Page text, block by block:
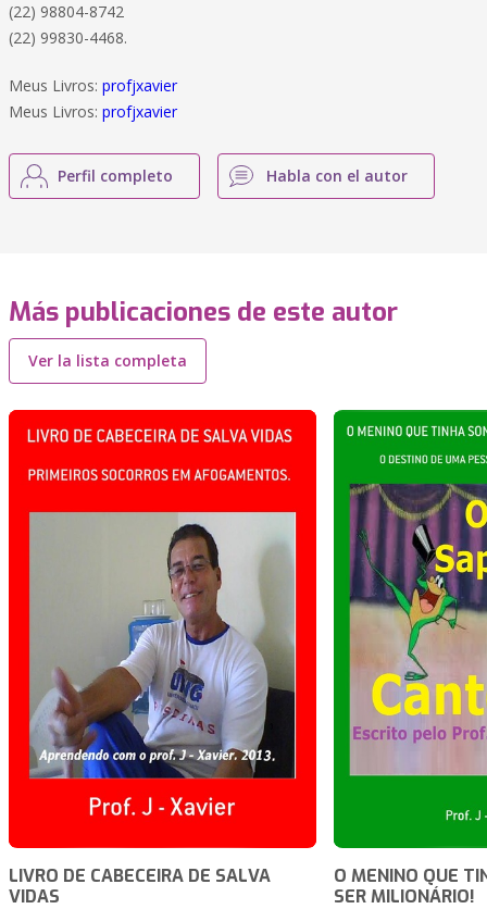
(22) 98804-8742
(22) 99830-4468.
Meus Livros: profjxavier
Meus Livros: profjxavier
Perfil completo Habla con el autor
Más publicaciones de este autor
Ver la lista completa
LIVRO DE CABECEIRA DE SALVA
VIDAS
O MENINO QUE
SER MILIONÁRIO!